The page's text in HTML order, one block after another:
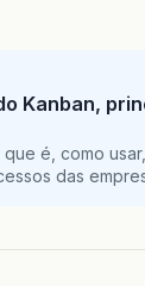
Kanban,
é, como
das